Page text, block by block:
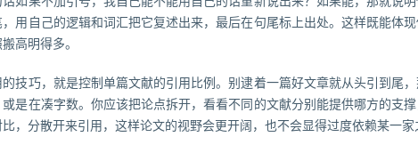
用自己的逻辑和词汇把它复述出来，最后在句尾标上出处。这样既能体
高明得多。
技巧，就是控制单篇文献的引用比例。别逮着一篇好文章就从头引到尾
是在凑字数。你应该把论点拆开，看看不同的文献分别能提供哪方的支撑
，分散开来引用，这样论文的视野会更开阔，也不会显得过度依赖某一家